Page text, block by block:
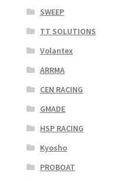
SWEEP
TT SOLUTIONS
Volantex
ARRMA
CEN RACING
GMADE
HSP RACING
Kyosho
PROBOAT